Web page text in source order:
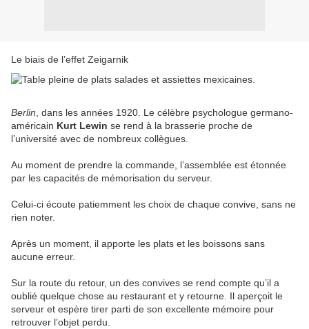
Le biais de l’effet Zeigarnik
Berlin , dans les années 1920. Le célèbre psychologue germano-
américain Kurt Lewin se rend à la brasserie proche de
l’université avec de nombreux collègues.
Au moment de prendre la commande, l’assemblée est étonnée
par les capacités de mémorisation du serveur.
Celui-ci écoute patiemment les choix de chaque convive, sans ne
rien noter.
Après un moment, il apporte les plats et les boissons sans
aucune erreur.
Sur la route du retour, un des convives se rend compte qu’il a
oublié quelque chose au restaurant et y retourne. Il aperçoit le
serveur et espère tirer parti de son excellente mémoire pour
retrouver l’objet perdu.